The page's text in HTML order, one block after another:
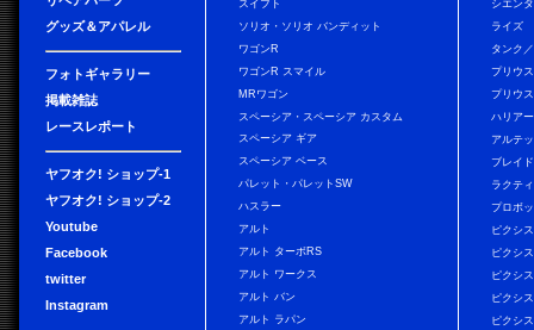
グッズ＆アパレル
フォトギャラリー
掲載雑誌
レースレポート
ヤフオク! ショップ-1
ヤフオク! ショップ-2
Youtube
Facebook
twitter
Instagram
スイフト
ソリオ・ソリオ バンディット
ワゴンR
ワゴンR スマイル
MRワゴン
スペーシア・スペーシア カスタム
スペーシア ギア
スペーシア ベース
パレット・パレットSW
ハスラー
アルト
アルト ターボRS
アルト ワークス
アルト バン
アルト ラパン
シエンタ
ライズ
タンク
プリウス
プリウ
ハリアー
アルテ
ブレイド
ラクテ
プロボ
ピクシ
ピクシ
ピクシ
ピクシ
ピクシ